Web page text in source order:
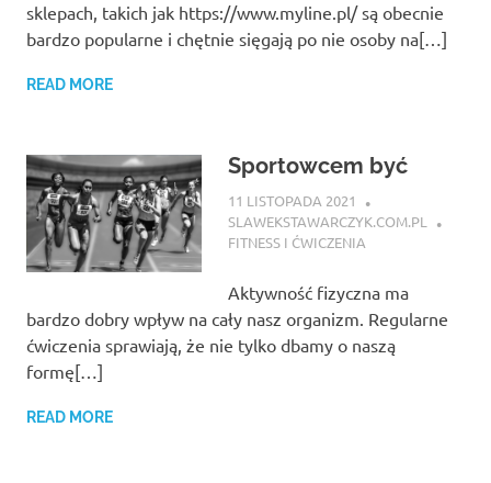
sklepach, takich jak https://www.myline.pl/ są obecnie
bardzo popularne i chętnie sięgają po nie osoby na[…]
READ MORE
Sportowcem być
11 LISTOPADA 2021
SLAWEKSTAWARCZYK.COM.PL
FITNESS I ĆWICZENIA
Aktywność fizyczna ma
bardzo dobry wpływ na cały nasz organizm. Regularne
ćwiczenia sprawiają, że nie tylko dbamy o naszą
formę[…]
READ MORE